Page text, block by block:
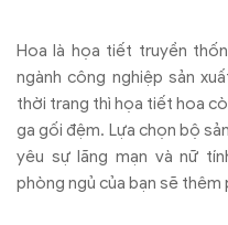
Hoa là họa tiết truyền
ngành công nghiệp sản
thời trang thì họa tiết hoa
ga gối đệm. Lựa chọn bộ
yêu sự lãng mạn và nữ
phòng ngủ của bạn sẽ